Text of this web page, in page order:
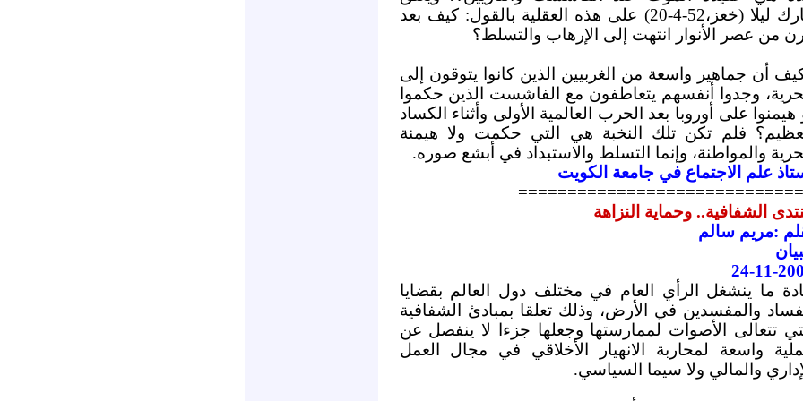
مارك ليلا (خعز،52-4-20) على هذه العقلية بالقول: كيف بعد
من عصر الأنوار انتهت إلى الإرهاب والتسلط؟
أن جماهير واسعة من الغربيين الذين كانوا يتوقون إلى
وجدوا أنفسهم يتعاطفون مع الفاشست الذين حكموا
هيمنوا على أوروبا بعد الحرب العالمية الأولى وأثناء الكساد
فلم تكن تلك النخبة هي التي حكمت ولا هيمنة
والمواطنة، وإنما التسلط والاستبداد في أبشع صوره.
علم الاجتماع في جامعة الكويت
الشفافية.. وحماية النزاهة
:مريم سالم
24-11-
ما ينشغل الرأي العام في مختلف دول العالم بقضايا
والمفسدين في الأرض، وذلك تعلقا بمبادئ الشفافية
تتعالى الأصوات لممارستها وجعلها جزءا لا ينفصل عن
واسعة لمحاربة الانهيار الأخلاقي في مجال العمل
والمالي ولا سيما السياسي.